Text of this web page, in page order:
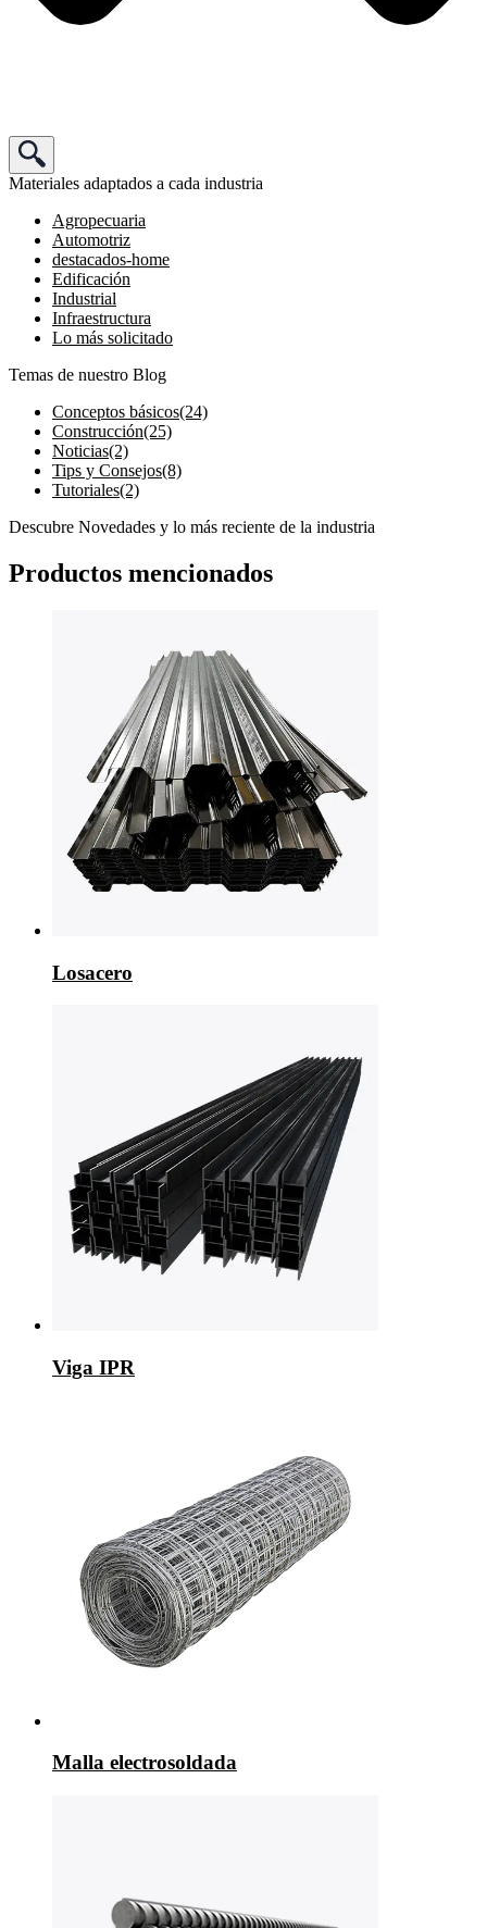
Materiales adaptados a cada industria
Agropecuaria
Automotriz
destacados-home
Edificación
Industrial
Infraestructura
Lo más solicitado
Temas de nuestro Blog
Conceptos básicos(24)
Construcción(25)
Noticias(2)
Tips y Consejos(8)
Tutoriales(2)
Descubre Novedades y lo más reciente de la industria
Productos mencionados
Losacero
Viga IPR
Malla electrosoldada